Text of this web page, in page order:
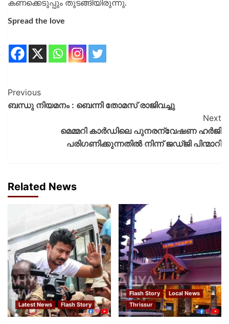
കണക്കെടുപ്പും തുടങ്ങിയിരുന്നു.
Spread the love
Previous
ബന്ധു നിയമനം : ബെന്നി തോമസ് രാജിവച്ചു
Next
മെമ്മറി കാര്‍ഡിലെ പുനരന്വേഷണ ഹര്‍ജി
പരിഗണിക്കുന്നതില്‍ നിന്ന് ജഡ്ജി പിന്മാറി
Related News
Latest News Flash Story
Flash Story
Local News
Thrissur